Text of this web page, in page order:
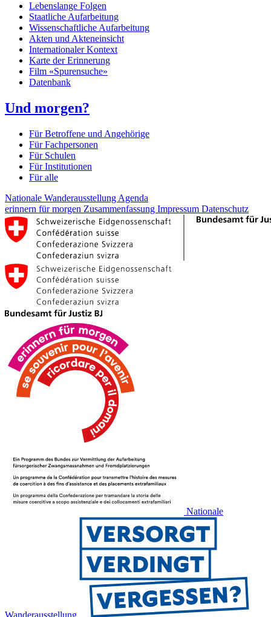
Lebenslange Folgen
Staatliche Aufarbeitung
Wissenschaftliche Aufarbeitung
Akten und Akteneinsicht
Internationaler Kontext
Karte der Erinnerung
Film «Spurensuche»
Datenbank
Und morgen?
Für Betroffene und Angehörige
Für Fachpersonen
Für Schulen
Für Institutionen
Für alle
Nationale Wanderausstellung Agenda
erinnern für morgen Zusammenfassung Impressum Datenschutz
Nationale